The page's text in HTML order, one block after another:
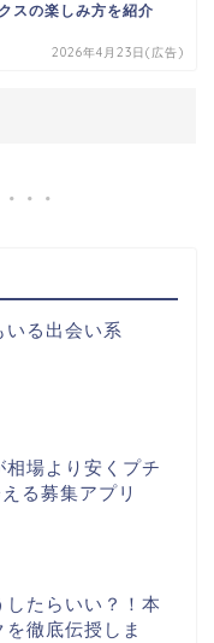
スの楽しみ方を紹介
2026年4月23日(広告)
いる出会い系
場より安くプチ
る募集アプリ
たらいい？！本
徹底伝授しま